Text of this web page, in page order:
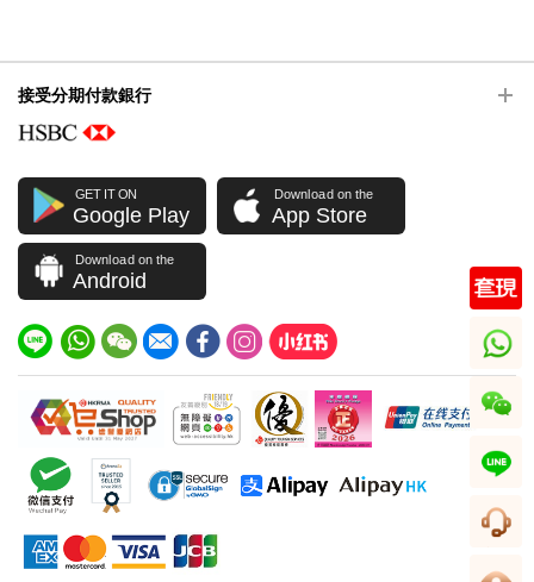
接受分期付款銀行
GET IT ON
Google Play
Download on the
App Store
Download on the
Android
whatsapp